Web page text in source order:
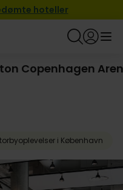
hoteller
Copenhagen
i København